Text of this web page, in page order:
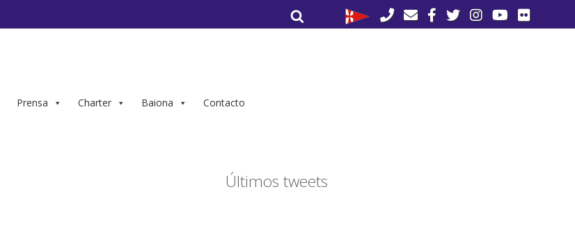
por:
Prensa Charter Baiona Contacto
Últimos tweets